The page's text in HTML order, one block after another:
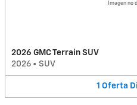
Imagen no
2026 GMC Terrain SUV
2026 • SUV
1 Oferta